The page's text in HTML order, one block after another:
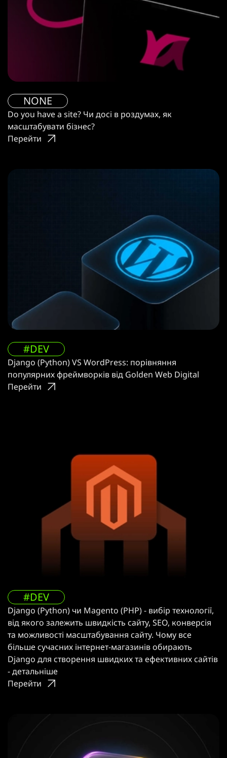
NONE
Do you have a site? Чи досі в роздумах, як
масштабувати бізнес?
Перейти
#DEV
Django (Python) VS WordPress: порівняння
популярних фреймворків від Golden Web Digital
Перейти
#DEV
Django (Python) чи Magento (PHP) - вибір технології,
від якого залежить швидкість сайту, SEO, конверсія
та можливості масштабування сайту. Чому все
більше сучасних інтернет-магазинів обирають
Django для створення швидких та ефективних сайтів
- детальніше
Перейти